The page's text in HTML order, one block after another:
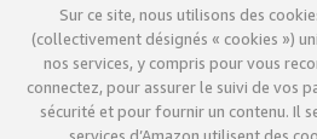
Sur ce site, nous utilisons des
(collectivement désignés « cookies »)
nos services, y compris pour vous
connectez, pour assurer le suivi de vos
sécurité et pour fournir un contenu. Il